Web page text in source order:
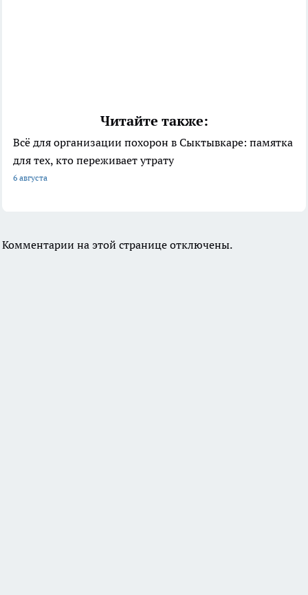
Читайте также:
Всё для организации похорон в Сыктывкаре: памятка
для тех, кто переживает утрату
6 августа
Комментарии на этой странице отключены.